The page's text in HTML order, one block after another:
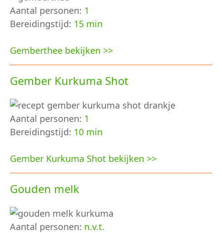
Aantal personen: 1
Bereidingstijd: 15 min
Gemberthee bekijken >>
Gember Kurkuma Shot
Aantal personen: 1
Bereidingstijd: 10 min
Gember Kurkuma Shot bekijken >>
Gouden melk
Aantal personen: n.v.t.